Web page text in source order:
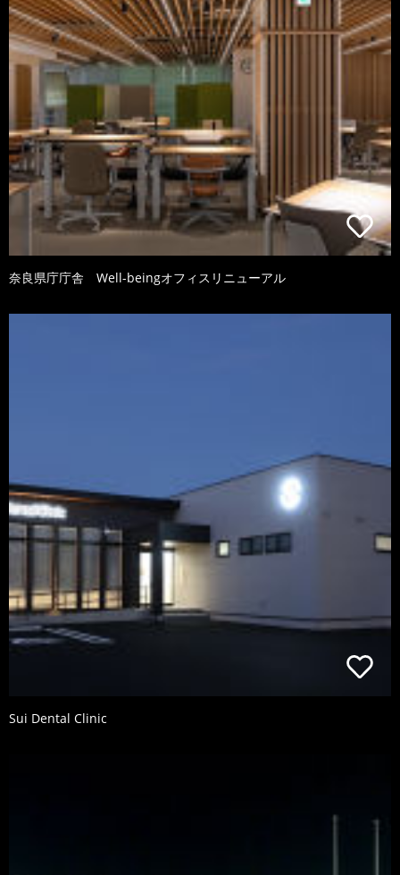
奈良県庁庁舎 Well-beingオフィスリニューアル
Sui Dental Clinic